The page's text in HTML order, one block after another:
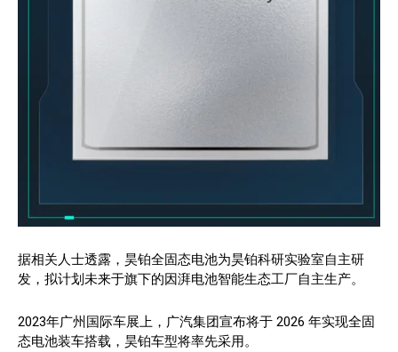
据相关人士透露，昊铂全固态电池为昊铂科研实验室自主研
发，拟计划未来于旗下的因湃电池智能生态工厂自主生产。
2023年广州国际车展上，广汽集团宣布将于 2026 年实现全固
态电池装车搭载，昊铂车型将率先采用。